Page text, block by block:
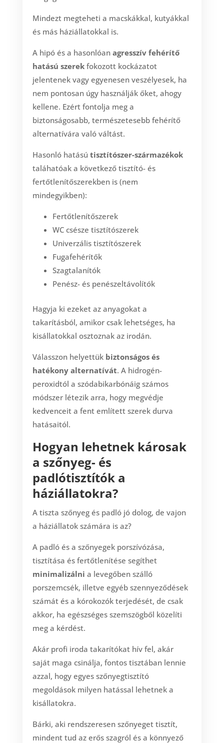
Mindezt megteheti a macskákkal, kutyákkal
és más háziállatokkal is.
A hipó és a hasonlóan agresszív fehérítő
hatású szerekfokozott kockázatot
jelentenek vagy egyenesen veszélyesek, ha
nem pontosan úgy használják őket, ahogy
kellene. Ezért fontolja meg a
biztonságosabb, természetesebb fehérítő
alternatívára való váltást.
Hasonló hatású tisztítószer-származékok
taláhatóak a következő tisztító- és
fertőtlenítőszerekben is (nem
mindegyikben):
Fertőtlenítőszerek
WC csésze tisztítószerek
Univerzális tisztítószerek
Fugafehérítők
Szagtalanítók
Penész- és penészeltávolítók
Hagyja ki ezeket az anyagokat a
takarításból, amikor csak lehetséges, ha
kisállatokkal osztoznak az irodán.
Válasszon helyettük biztonságos és
hatékony alternatívát. A hidrogén-
peroxidtól a szódabikarbónáig számos
módszer létezik arra, hogy megvédje
kedvenceit a fent említett szerek durva
hatásaitól.
Hogyan lehetnek károsak
a szőnyeg- és
padlótisztítók a
háziállatokra?
A tiszta szőnyeg és padló jó dolog, de vajon
a háziállatok számára is az?
A padló és a szőnyegek porszívózása,
tisztítása és fertőtlenítése segíthet
minimalizálni a levegőben szálló
porszemcsék, illetve egyéb szennyeződések
számát és a kórokozók terjedését, de csak
akkor, ha egészséges szemszögből közelíti
meg a kérdést.
Akár profi iroda takarítókat hív fel, akár
saját maga csinálja, fontos tisztában lennie
azzal, hogy egyes szőnyegtisztító
megoldások milyen hatással lehetnek a
kisállatokra.
Bárki, aki rendszeresen szőnyeget tisztít,
mindent tud az erős szagról és a könnyező